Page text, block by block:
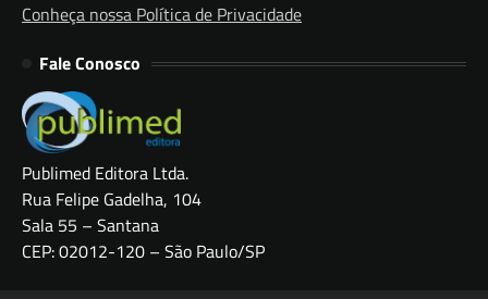
Conheça nossa Política de Privacidade
Fale Conosco
Publimed Editora Ltda.
Rua Felipe Gadelha, 104
Sala 55 – Santana
CEP: 02012-120 – São Paulo/SP